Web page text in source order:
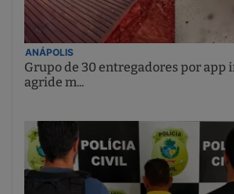
ANÁPOLIS
Grupo de 30 entregadores por app
agride m...